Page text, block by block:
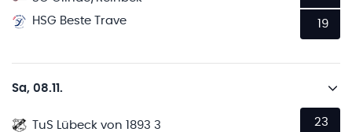
HSG Beste Trave
19
Sa, 08.11.
TuS Lübeck von 1893 3
23